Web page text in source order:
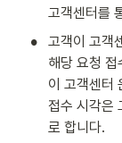
고객센터를
•
고객이 고객
해당 요청
이 고객센터
접수 시각은
로 합니다.